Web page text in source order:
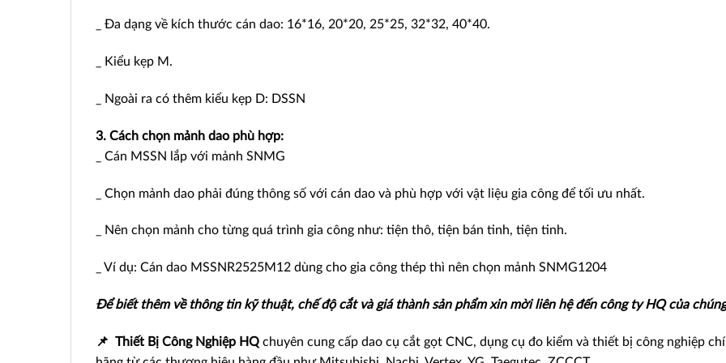
_ Đa dạng về kích thước cán dao: 16*16, 20*20, 25*25, 32*32, 40*40.
_ Kiểu kẹp M.
_ Ngoài ra có thêm kiểu kẹp D: DSSN
3. Cách chọn mảnh dao phù hợp:
_ Cán MSSN lắp với mảnh SNMG
_ Chọn mảnh dao phải đúng thông số với cán dao và phù hợp với vật liệu gia công để tối ưu nhất.
_ Nên chọn mảnh cho từng quá trình gia công như: tiện thô, tiện bán tinh, tiện tinh.
_ Ví dụ: Cán dao MSSNR2525M12 dùng cho gia công thép thì nên chọn mảnh SNMG1204
Để biết thêm về thông tin kỹ thuật, chế độ cắt và giá thành sản phẩm xin mời liên hệ đến công ty HQ của
📌 Thiết Bị Công Nghiệp HQ chuyên cung cấp dao cụ cắt gọt CNC, dụng cụ đo kiểm và thiết bị công nghiệp